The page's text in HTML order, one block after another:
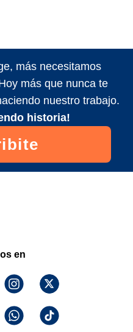
más necesitamos
más que nunca te
nuestro trabajo.
historia!
en